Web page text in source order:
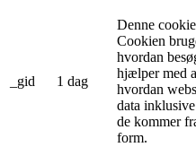
_gid 1 dag
Denne
Cookien
hvordan
hjælper med
hvordan
data
de kommer
form.